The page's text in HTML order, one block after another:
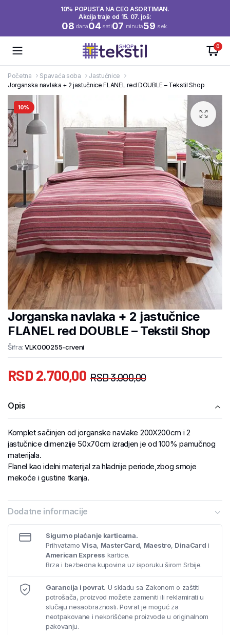
10% POPUSTA NA CEO ASORTIMAN.
Akcija traje od 15. 07. još:
08 dana04 sati07 minuta58 sek.
0
Početna Spavaća soba
Jastučnice
Jorganska navlaka + 2 jastučnice FLANEL red DOUBLE – Tekstil Shop
10%
Jorganska navlaka + 2 jastučnice
FLANEL red DOUBLE – Tekstil Shop
Šifra: VLK000255-crveni
RSD3.000,00
RSD 2.700,00
Opis
Komplet sačinjen od jorganske navlake 200X200cm i 2
jastučnice dimenzije 50x70cm izradjen je od 100% pamučnog
materijala.
Flanel kao idelni materijal za hladnije periode,zbog smoje
mekoće i gustine tkanja.
Dodatne informacije
Sigurno plaćanje karticama.
PrihvatamoVisa, MasterCard, Maestro, DinaCard i
American Express kartice.
Brza i bezbedna kupovina uz isporuku širom Srbije.
Garancija i povrat. U skladu sa Zakonom o zaštiti
potrošača, proizvod možete zameniti ili reklamirati u
slučaju nesaobraznosti. Povrat je moguć za
neotpakovane i nekorišćene proizvode u originalnom
pakovanju.